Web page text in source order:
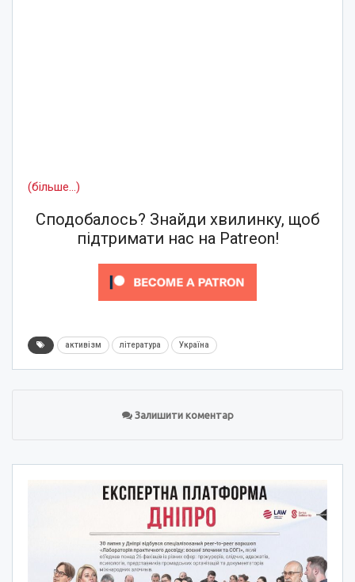
(більше…)
Сподобалось? Знайди хвилинку, щоб
підтримати нас на Patreon!
активізм література Україна
Залишити коментар